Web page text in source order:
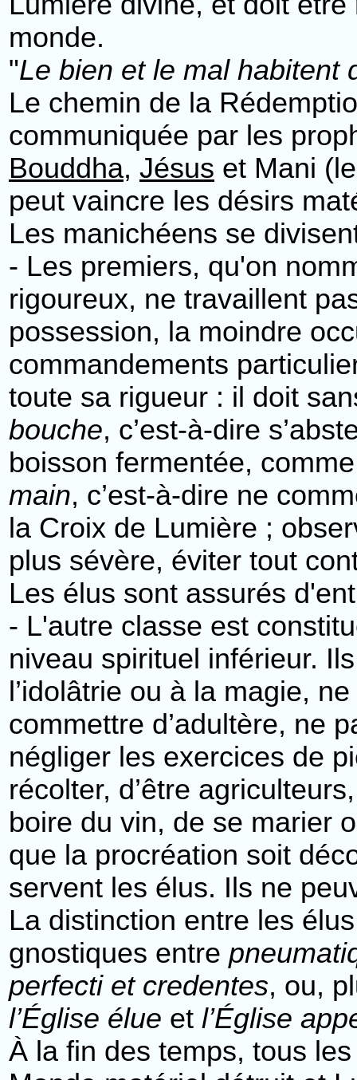
monde.
"Le bien et le mal habitent
Le chemin de la
communiquée par les
Bouddha, Jésus et Mani
peut vaincre les désirs
Les manichéens se
- Les premiers, qu'on
rigoureux, ne travaillent
possession, la moindre
commandements
toute sa rigueur : il doit
bouche, c’est-à-dire
boisson fermentée,
main, c’est-à-dire ne
la Croix de Lumière ;
plus sévère, éviter tout
Les élus sont assurés
- L'autre classe est
niveau spirituel inférieur.
l’idolâtrie ou à la magie,
commettre d’adultère, ne
négliger les exercices de
récolter, d’être
boire du vin, de se marier
que la procréation soit
servent les élus. Ils ne
La distinction entre les
gnostiques entre
perfecti et credentes, ou,
l’Église élue et l’Église
À la fin des temps, tous